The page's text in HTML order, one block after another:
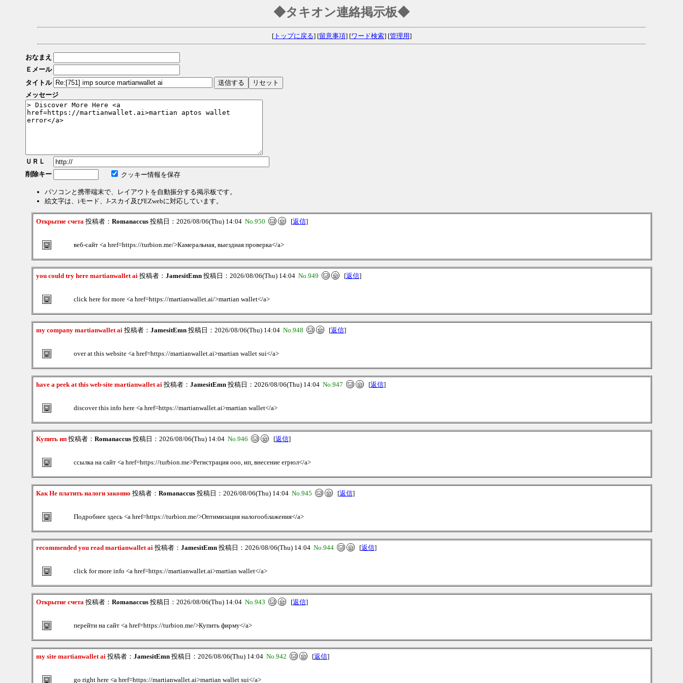
◆タキオン連絡掲示板◆
[トップに戻る] [留意事項] [ワード検索] [管理用]
おなまえ
Ｅメール
タイトル
メッセージ
ＵＲＬ
削除キー
クッキー情報を保存
パソコンと携帯端末で、レイアウトを自動振分する掲示板です。
絵文字は、iモード、J-スカイ及びEZwebに対応しています。
Открытие счета投稿者： Romanaccus投稿日：2026/08/06(Thu) 14:04 No.950 [返信]
веб-сайт <a href=https://turbion.me/>Камеральная, выездная проверка</a>
you could try here martianwallet ai投稿者： JamesitEmn投稿日：2026/08/06(Thu) 14:04 No.949 [返信]
click here for more <a href=https://martianwallet.ai/>martian wallet</a>
my company martianwallet ai投稿者： JamesitEmn投稿日：2026/08/06(Thu) 14:04 No.948 [返信]
over at this website <a href=https://martianwallet.ai>martian wallet sui</a>
have a peek at this web-site martianwallet ai投稿者： JamesitEmn投稿日：2026/08/06(Thu) 14:04 No.947 [返信]
discover this info here <a href=https://martianwallet.ai>martian wallet</a>
Купить ип投稿者： Romanaccus投稿日：2026/08/06(Thu) 14:04 No.946 [返信]
ссылка на сайт <a href=https://turbion.me>Регистрация ооо, ип, внесение егрюл</a>
Как Не платить налоги законно 投稿者： Romanaccus投稿日：2026/08/06(Thu) 14:04 No.945 [返信]
Подробнее здесь <a href=https://turbion.me/>Оптимизация налогооблажения</a>
recommended you read martianwallet ai投稿者： JamesitEmn投稿日：2026/08/06(Thu) 14:04 No.944 [返信]
click for more info <a href=https://martianwallet.ai>martian wallet</a>
Открытие счета投稿者： Romanaccus投稿日：2026/08/06(Thu) 14:04 No.943 [返信]
перейти на сайт <a href=https://turbion.me/>Купить фирму</a>
my site martianwallet ai投稿者： JamesitEmn投稿日：2026/08/06(Thu) 14:04 No.942 [返信]
go right here <a href=https://martianwallet.ai>martian wallet sui</a>